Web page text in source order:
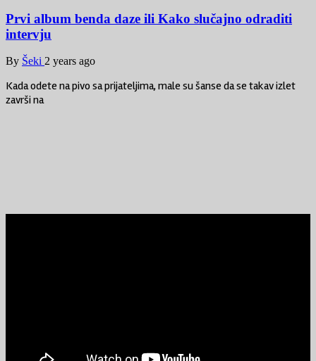
Prvi album benda daze ili Kako slučajno odraditi
intervju
By Šeki 2 years ago
Kada odete na pivo sa prijateljima, male su šanse da se takav izlet
završi na